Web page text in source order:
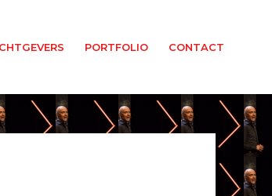
PORTFOLIO CONTACT